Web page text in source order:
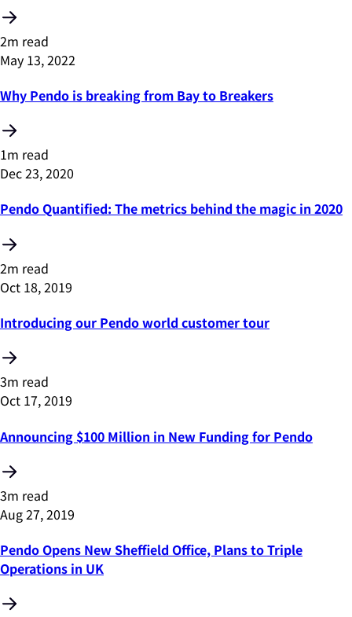
2m read
May 13, 2022
Why Pendo is breaking from Bay to Breakers
1m read
Dec 23, 2020
Pendo Quantified: The metrics behind the magic in 2020
2m read
Oct 18, 2019
Introducing our Pendo world customer tour
3m read
Oct 17, 2019
Announcing $100 Million in New Funding for Pendo
3m read
Aug 27, 2019
Pendo Opens New Sheffield Office, Plans to Triple
Operations in UK